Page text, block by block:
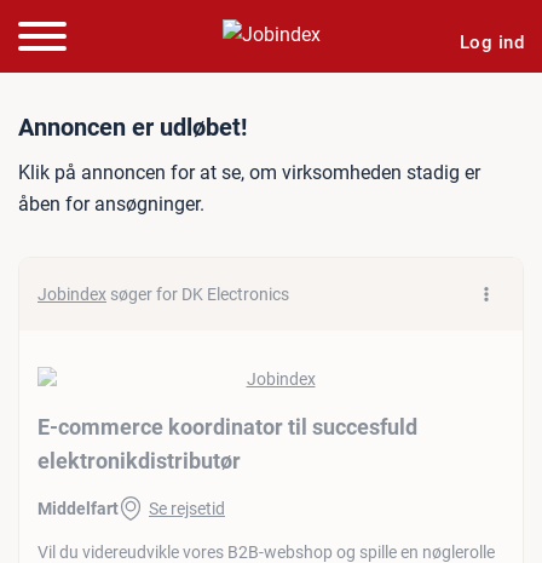
Log ind
Jobannonce: E-
Annoncen er udløbet!
Klik på annoncen for at se, om virksomheden stadig er
åben for ansøgninger.
Jobindex søger for DK Electronics
E-commerce koordinator til succesfuld
elektronikdistributør
Middelfart Se rejsetid
Vil du videreudvikle vores B2B-webshop og spille en nøglerolle